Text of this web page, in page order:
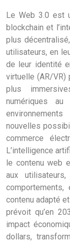
Le Web 3.0 est
blockchain et
plus
utilisateurs, en
de leur identité
virtuelle (AR/VR)
plus
numériques
nouvelles
commerce
L’intelligence
le contenu web
aux
contenu adapté
prévoit qu’en
impact
dollars,